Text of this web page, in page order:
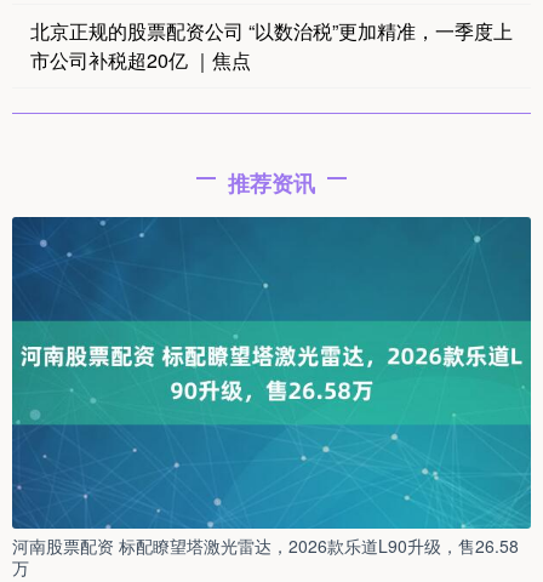
北京正规的股票配资公司 “以数治税”更加精准，一季度上
市公司补税超20亿 ｜焦点
推荐资讯
河南股票配资 标配瞭望塔激光雷达，2026款乐道L90升级，售26.58
万